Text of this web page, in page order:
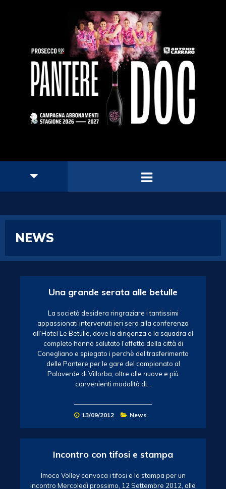
NEWS
Una grande serata alle betulle
La società desidera ringraziare i tantissimi
appassionati intervenuti ieri sera alla conferenza
all’Hotel Le Betulle, dove la dirigenza e la squadra al
completo hanno salutato l’affetto della città di
Conegliano e spiegato i perchè del trasferimento
delle Pantere per le gare del campionato al
Palaverde di Villorba, oltre alle nuove e più
convenienti modalità di…
13/09/2012 News
Incontro con tifosi e stampa
Imoco Volley convoca i tifosi e la stampa per un
incontro Mercoledì prossimo, 12 Settembre 2012, alle